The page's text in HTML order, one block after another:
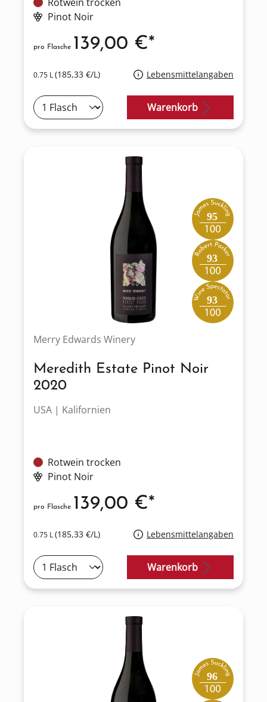
Pinot Noir
0.75 L(185,33 €/L) Lebensmittelangaben
pro Flasche 139,00 €*
Warenkorb
95
93
93
Merry Edwards Winery
Meredith Estate Pinot Noir
2020
USA | Kalifornien
Rotwein trocken
Pinot Noir
0.75 L(185,33 €/L) Lebensmittelangaben
pro Flasche 139,00 €*
Warenkorb
96